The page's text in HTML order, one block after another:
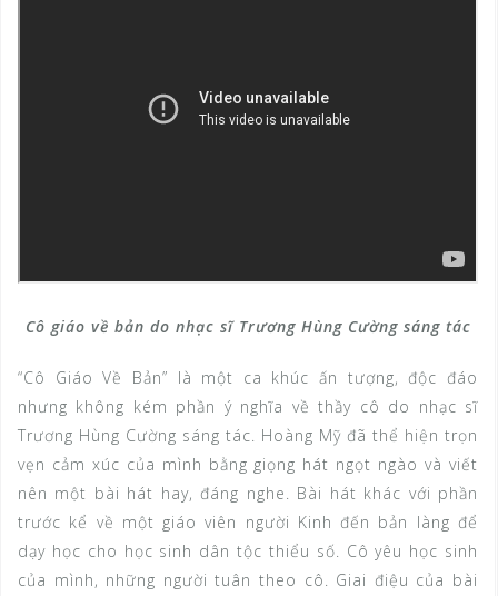
Cô giáo về bản do nhạc sĩ Trương Hùng Cường sáng tác
“Cô Giáo Về Bản” là một ca khúc ấn tượng, độc đáo
nhưng không kém phần ý nghĩa về thầy cô do nhạc sĩ
Trương Hùng Cường sáng tác. Hoàng Mỹ đã thể hiện trọn
vẹn cảm xúc của mình bằng giọng hát ngọt ngào và viết
nên một bài hát hay, đáng nghe. Bài hát khác với phần
trước kể về một giáo viên người Kinh đến bản làng để
dạy học cho học sinh dân tộc thiểu số. Cô yêu học sinh
của mình, những người tuân theo cô. Giai điệu của bài